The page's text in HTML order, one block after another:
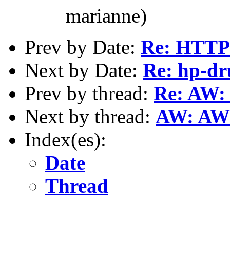
marianne)
Prev by Date: Re:
Next by Date: Re: hp-
Prev by thread: Re:
Next by thread: AW:
Index(es):
Date
Thread